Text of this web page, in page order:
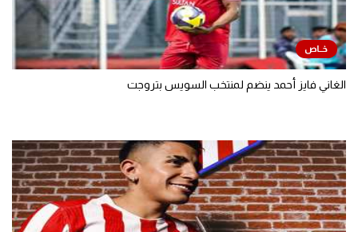
الغاني فايز أحمد ينضم لمنتخب السويس بتروجت